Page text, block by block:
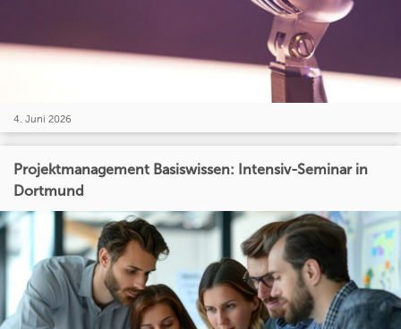
4. Juni 2026
Projektmanagement Basiswissen: Intensiv-Seminar in
Dortmund